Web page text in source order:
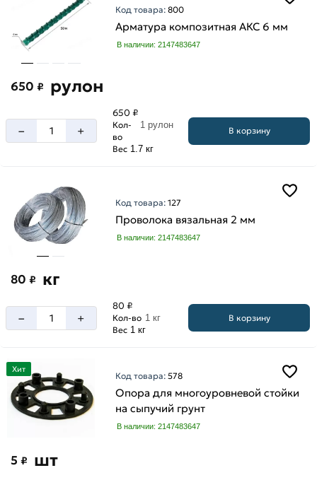
А500С
Код товара:800
Арматура композитная АКС 6 мм
В наличии: 2147483647
650 ₽ рулон
– +
650 ₽
Кол-
во
1 рулон
Вес 1.7 кг
В корзину
Код товара:127
Проволока вязальная 2 мм
В наличии: 2147483647
80 ₽ кг
– +
80 ₽
Кол-во 1 кг
Вес 1 кг
В корзину
Хит
Код товара:578
Опора для многоуровневой стойки
на сыпучий грунт
В наличии: 2147483647
5 ₽ шт